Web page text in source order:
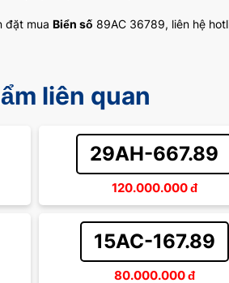
đặt mua Biển số 89AC 36789, liên hệ
liên quan
29AH-667.89
120.000.000đ
15AC-167.89
80.000.000đ